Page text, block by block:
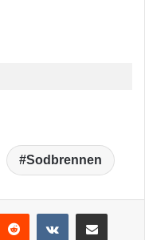
Sodbrennen
VKontakte